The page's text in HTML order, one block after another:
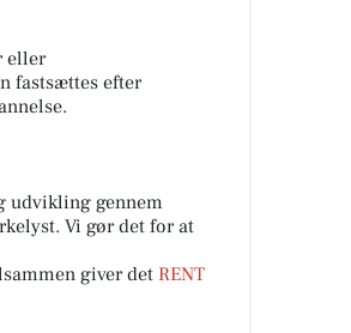
eller
fastsættes efter
udvikling gennem
Vi gør det for at
giver det RENT